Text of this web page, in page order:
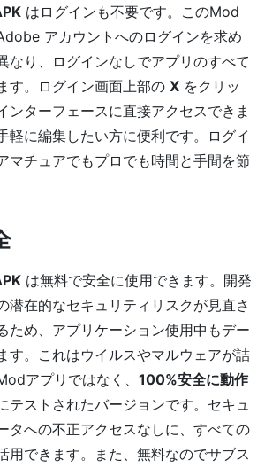
はログインも不要です。このMod
アカウントへのログインを求め
なり、ログインなしでアプリのすべて
す。ログイン画面上部の X をクリッ
ンターフェースに直接アクセスできま
軽に編集したい方に便利です。ログイ
マチュアでもプロでも時間と手間を節
は無料で安全に使用できます。開発
潜在的なセキュリティリスクが見直さ
ため、アプリケーション使用中もデー
す。これはウイルスやマルウェアが詰
アプリではなく、 100%安全に動作
テストされたバージョンです。セキュ
タへの不正アクセスなしに、すべての
用できます。また、無料なのでサブス